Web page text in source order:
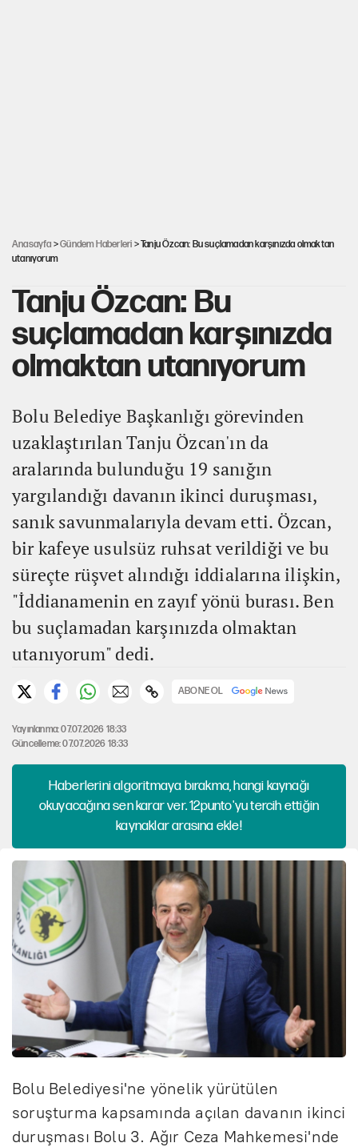
Anasayfa >Gündem Haberleri > Tanju Özcan: Bu suçlamadan karşınızda olmaktan
utanıyorum
Tanju Özcan: Bu
suçlamadan karşınızda
olmaktan utanıyorum
Bolu Belediye Başkanlığı görevinden
uzaklaştırılan Tanju Özcan'ın da
aralarında bulunduğu 19 sanığın
yargılandığı davanın ikinci duruşması,
sanık savunmalarıyla devam etti. Özcan,
bir kafeye usulsüz ruhsat verildiği ve bu
süreçte rüşvet alındığı iddialarına ilişkin,
"İddianamenin en zayıf yönü burası. Ben
bu suçlamadan karşınızda olmaktan
utanıyorum" dedi.
ABONE OL
Yayınlanma: 07.07.2026 18:33
Güncelleme: 07.07.2026 18:33
Haberlerini algoritmaya bırakma, hangi kaynağı
okuyacağına sen karar ver. 12punto'yu tercih ettiğin
kaynaklar arasına ekle!
Bolu Belediyesi'ne yönelik yürütülen
soruşturma kapsamında açılan davanın ikinci
duruşması Bolu 3. Ağır Ceza Mahkemesi'nde